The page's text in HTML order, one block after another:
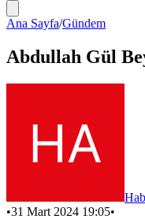
Ana Sayfa/Gündem
Abdullah Gül
•31 Mart 2024 19:05•